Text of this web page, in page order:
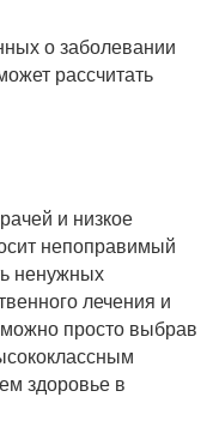
о заболевании
рассчитать
и низкое
непоправимый
ненужных
лечения и
просто выбрав
здоровье в